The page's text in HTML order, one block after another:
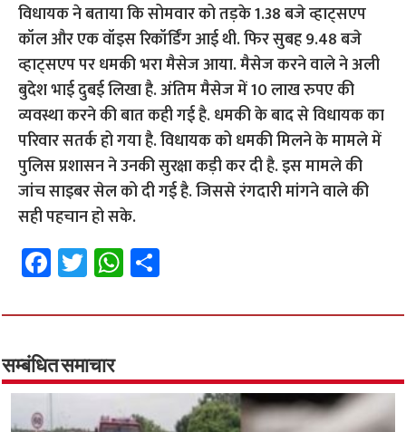
विधायक ने बताया कि सोमवार को तड़के 1.38 बजे व्हाट्सएप
कॉल और एक वॉइस रिकॉर्डिंग आई थी. फिर सुबह 9.48 बजे
व्हाट्सएप पर धमकी भरा मैसेज आया. मैसेज करने वाले ने अली
बुदेश भाई दुबई लिखा है. अंतिम मैसेज में 10 लाख रुपए की
व्यवस्था करने की बात कही गई है. धमकी के बाद से विधायक का
परिवार सतर्क हो गया है. विधायक को धमकी मिलने के मामले में
पुलिस प्रशासन ने उनकी सुरक्षा कड़ी कर दी है. इस मामले की
जांच साइबर सेल को दी गई है. जिससे रंगदारी मांगने वाले की
सही पहचान हो सके.
Fa
ce
b
o
o
k
T
wi
tt
er
W
h
at
p
p
ar
सम्बंधित समाचार